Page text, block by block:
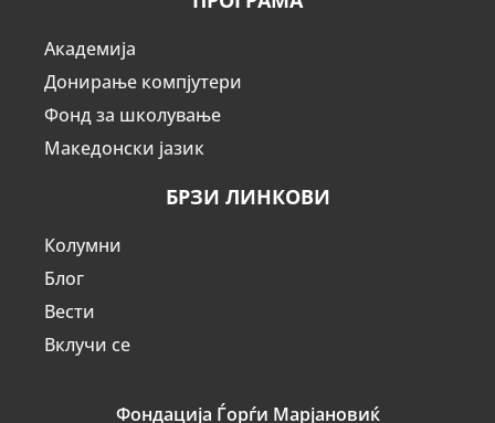
Академија
Донирање компјутери
Фонд за школување
Македонски јазик
БРЗИ ЛИНКОВИ
Колумни
Блог
Вести
Вклучи се
Фондација Ѓорѓи Марјановиќ